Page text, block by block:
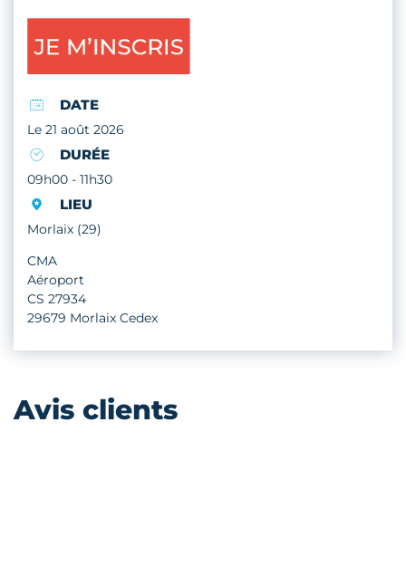
DATE
Le 21 août 2026
DURÉE
09h00 - 11h30
LIEU
Morlaix (29)
CMA
Aéroport
CS 27934
29679 Morlaix Cedex
Avis clients